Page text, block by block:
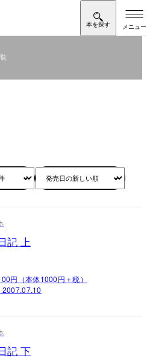
記 上
円（本体1000円＋税）
2007.07.10
記 下